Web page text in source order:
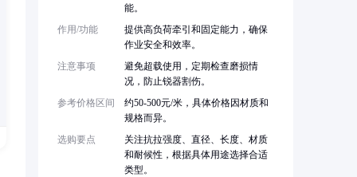
能。
作用/功能
提供高负荷牵引和固定能力，确保
作业安全和效率。
注意事项
避免超载使用，定期检查磨损情
况，防止锐器割伤。
参考价格区间
约50-500元/米，具体价格因材质和
规格而异。
选购要点
关注抗拉强度、直径、长度、材质
和耐候性，根据具体用途选择合适
类型。